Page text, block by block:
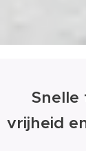
🌍
vrijheid